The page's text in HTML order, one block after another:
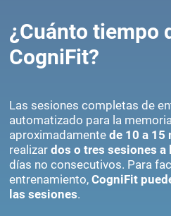
¿Cuánto tiempo
CogniFit?
Las sesiones completas de
automatizado para la
aproximadamentede 10 a 15
realizardos o tres sesiones a
días no consecutivos. Para
entrenamiento,CogniFit
las sesiones.